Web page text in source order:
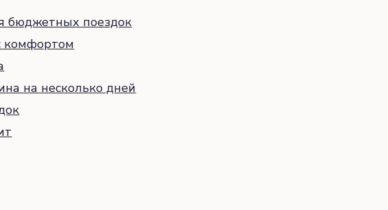
бюджетных поездок
комфортом
на несколько дней